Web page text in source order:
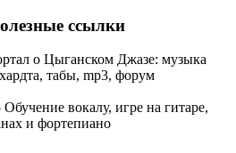
ссылки
о Цыганском Джазе: музыка
табы, mp3, форум
Обучение вокалу, игре на гитаре,
и фортепиано